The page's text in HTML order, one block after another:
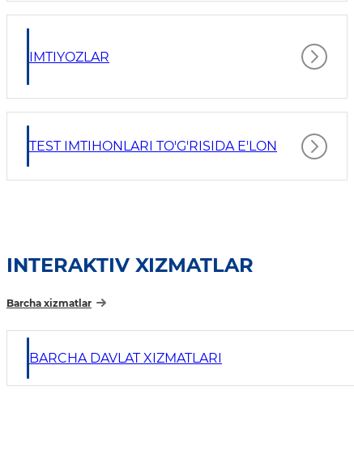
IMTIYOZLAR
TEST IMTIHONLARI TO'G'RISIDA E'LON
INTERAKTIV XIZMATLAR
Barcha xizmatlar
BARCHA DAVLAT XIZMATLARI